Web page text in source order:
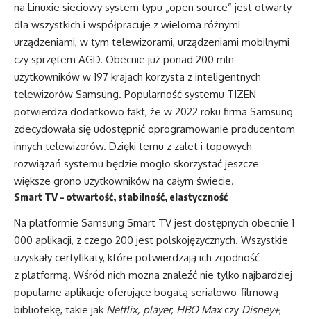
na Linuxie sieciowy system typu „open source” jest otwarty
dla wszystkich i współpracuje z wieloma różnymi
urządzeniami, w tym telewizorami, urządzeniami mobilnymi
czy sprzętem AGD. Obecnie już ponad 200 mln
użytkowników w 197 krajach korzysta z inteligentnych
telewizorów Samsung. Popularność systemu TIZEN
potwierdza dodatkowo fakt, że w 2022 roku firma Samsung
zdecydowała się udostępnić oprogramowanie producentom
innych telewizorów. Dzięki temu z zalet i topowych
rozwiązań systemu będzie mogło skorzystać jeszcze
większe grono użytkowników na całym świecie.
Smart TV – otwartość, stabilność, elastyczność
Na platformie Samsung Smart TV jest dostępnych obecnie 1
000 aplikacji, z czego 200 jest polskojęzycznych. Wszystkie
uzyskały certyfikaty, które potwierdzają ich zgodność
z platformą. Wśród nich można znaleźć nie tylko najbardziej
popularne aplikacje oferujące bogatą serialowo-filmową
bibliotekę, takie jak Netflix, player, HBO Maxczy Disney+,